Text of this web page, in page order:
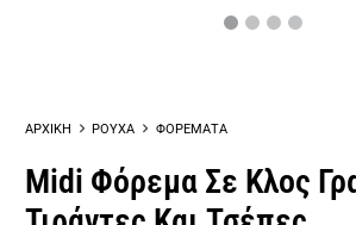
ΑΡΧΙΚΗ ΡΟΥΧΑ ΦΟΡΕΜΑΤΑ
Midi Φόρεμα Σε Κλος